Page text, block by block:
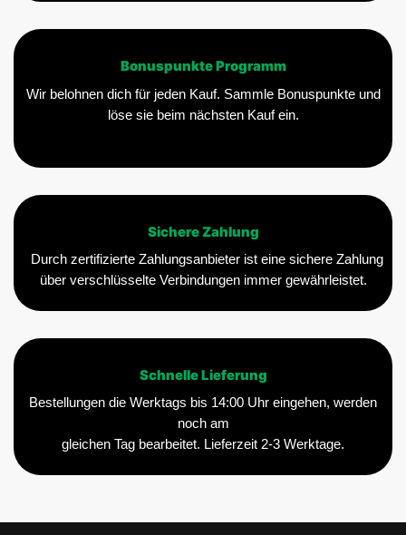
Bonuspunkte Programm
Wir belohnen dich für jeden Kauf. Sammle Bonuspunkte und
löse sie beim nächsten Kauf ein.
Sichere Zahlung
Durch zertifizierte Zahlungsanbieter ist eine sichere Zahlung
über verschlüsselte Verbindungen immer gewährleistet.
Schnelle Lieferung
Bestellungen die Werktags bis 14:00 Uhr eingehen, werden
noch am
gleichen Tag bearbeitet. Lieferzeit 2-3 Werktage.